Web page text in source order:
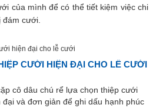
của mình để có thể tiết kiệm việc chi
đám cưới.
CƯỚI HIỆN ĐẠI CHO LỄ CƯỚI
cô dâu chú rể lựa chọn thiệp cưới
và đơn giản để ghi dấu hạnh phúc